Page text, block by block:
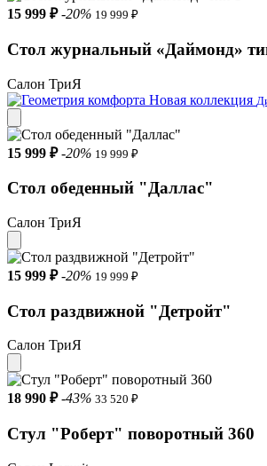
15 999 ₽ -20% 19 999 ₽
Стол журнальный «Даймонд»
Салон ТриЯ
Новая коллекция
15 999 ₽ -20% 19 999 ₽
Стол обеденный "Даллас"
Салон ТриЯ
15 999 ₽ -20% 19 999 ₽
Стол раздвижной "Детройт"
Салон ТриЯ
18 990 ₽ -43% 33 520 ₽
Стул "Роберт" поворотный 360